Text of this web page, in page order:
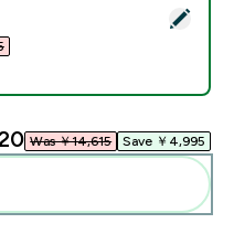
ホエイ プロテイン - 1KG -
price
Was ￥14,615‎ Save ￥4,995‎